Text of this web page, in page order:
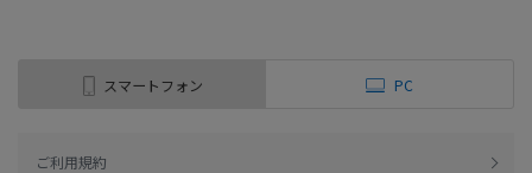
スマートフォン PC
ご利用規約